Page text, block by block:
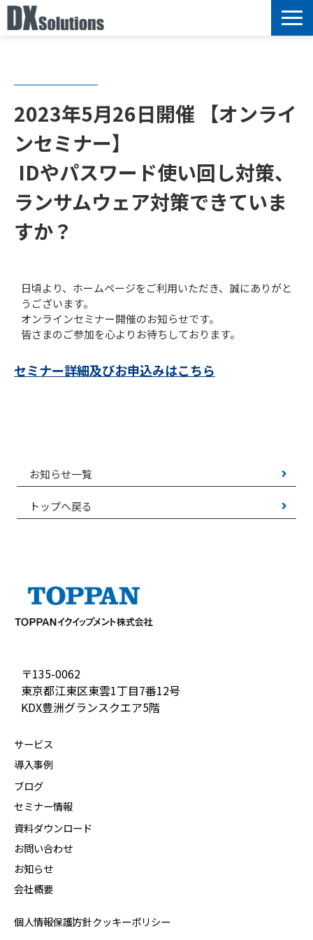
ブログ
お知らせ
2023年5月26日開催 【オンライ
ンセミナー】
ランサムウェア対策できていま
すか？
日頃より、ホームページをご利用いただき、誠にありがと
うございます。
オンラインセミナー開催のお知らせです。
皆さまのご参加を心よりお待ちしております。
セミナー詳細及びお申込みはこちら
お知らせ一覧
トップへ戻る
〒135-0062
東京都江東区東雲1丁目7番12号
KDX豊洲グランスクエア5階
サービス
導入事例
ブログ
セミナー情報
資料ダウンロード
お問い合わせ
お知らせ
会社概要
個人情報保護方針クッキーポリシー